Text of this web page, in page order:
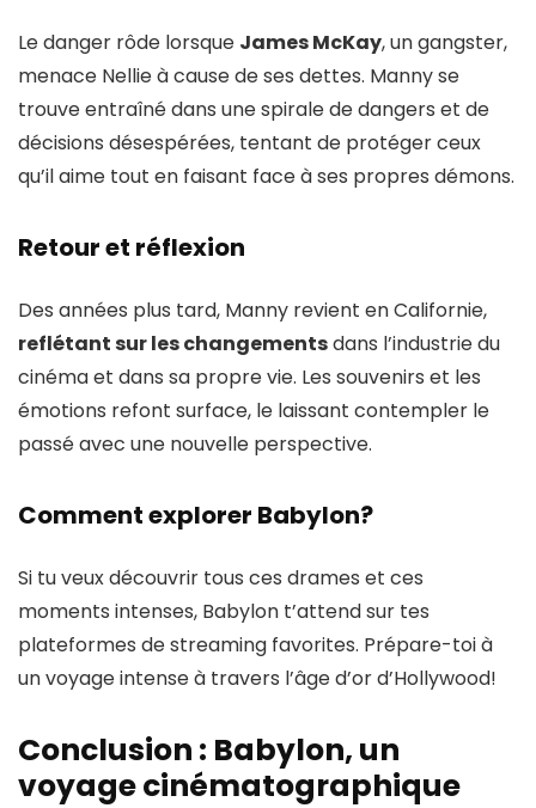
Le danger rôde lorsque James McKay, un gangster,
menace Nellie à cause de ses dettes. Manny se
trouve entraîné dans une spirale de dangers et de
décisions désespérées, tentant de protéger ceux
qu’il aime tout en faisant face à ses propres démons.
Retour et réflexion
Des années plus tard, Manny revient en Californie,
reflétant sur les changementsdans l’industrie du
cinéma et dans sa propre vie. Les souvenirs et les
émotions refont surface, le laissant contempler le
passé avec une nouvelle perspective.
Comment explorer Babylon?
Si tu veux découvrir tous ces drames et ces
moments intenses, Babylon t’attend sur tes
plateformes de streaming favorites. Prépare-toi à
un voyage intense à travers l’âge d’or d’Hollywood!
Conclusion : Babylon, un
voyage cinématographique